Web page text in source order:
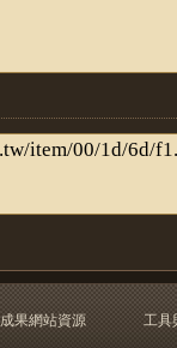
成果網站資源
工具